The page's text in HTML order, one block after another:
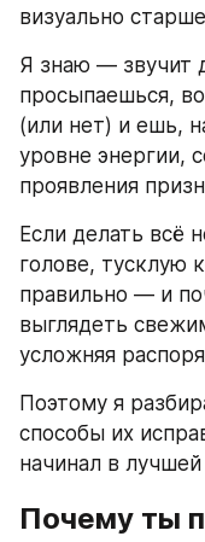
визуально
Я знаю — звучит
просыпаешься,
(или нет) и ешь,
уровне энергии,
проявления
Если делать всё
голове, тусклую
правильно — и
выглядеть
усложняя
Поэтому я
способы их
начинал в
Почему ты